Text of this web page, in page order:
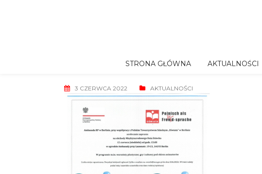
STRONA GŁÓWNA AKTUALNOŚCI
3 CZERWCA 2022 AKTUALNOŚCI